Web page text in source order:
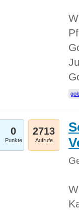
0
Punkte
2713
Aufrufe